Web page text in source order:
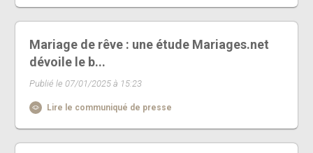
Mariage de rêve : une étude Mariages.net
dévoile le b...
Publié le 07/01/2025 à 15:23
Lire le communiqué de presse